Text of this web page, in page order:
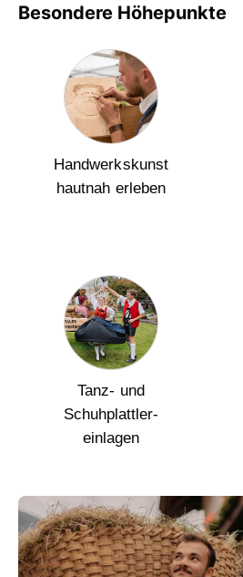
Besondere Höhepunkte
Handwerkskunst
hautnah erleben
Tanz- und
Schuhplattler-
einlagen